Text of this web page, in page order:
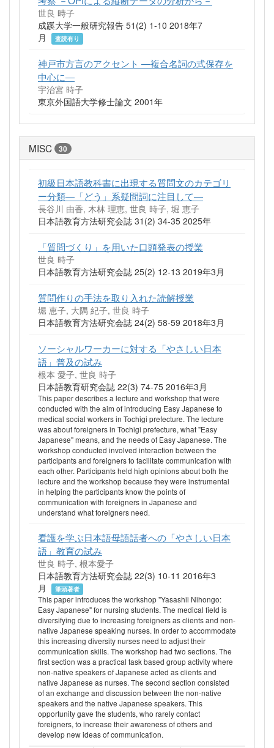
世良 時子
成蹊大学一般研究報告 51(2) 1-10 2018年7
月
査読有り
神戸市方言のアクセント ―複合名詞の式保存を
中心に―
宇治宮 時子
東京外国語大学修士論文 2001年
MISC 30
初級日本語教科書に出現する質問文のカテゴリ
ー分類―「どう」系疑問詞に注目して―
長谷川 由香, 木林 理恵, 世良 時子, 堀 恵子
日本語教育方法研究会誌 31(2) 34-35 2025年
「質問づくり」を用いた口頭発表の授業
世良 時子
日本語教育方法研究会誌 25(2) 12-13 2019年3月
質問作りの手法を取り入れた読解授業
堀 恵子, 大隅 紀子, 世良 時子
日本語教育方法研究会誌 24(2) 58-59 2018年3月
ソーシャルワーカーに対する「やさしい日本
語」普及の試み
根本 愛子, 世良 時子
日本語教育研究会誌 22(3) 74-75 2016年3月
This paper describes a lecture and workshop that were
conducted with the aim of introducing Easy Japanese to
medical social workers in Tochigi prefecture. The lecture
was about foreigners in Tochigi prefecture, what "Easy
Japanese" means, and the needs of Easy Japanese. The
workshop conducted involved interaction between the
participants and foreigners to facilitate communication with
each other. Participants held high opinions about both the
lecture and the workshop because they were instrumental
in helping the participants know the points of
communication with foreigners in Japanese and
understand what foreigners need.
看護を学ぶ日本語母語話者への「やさしい日本
語」教育の試み
世良 時子, 根本愛子
日本語教育方法研究会誌 22(3) 10-11 2016年3
月
筆頭著者
This paper introduces the workshop "Yasashii Nihongo:
Easy Japanese" for nursing students. The medical field is
diversifying due to increasing foreigners as clients and non-
native Japanese speaking nurses. In order to accommodate
this increasing diversity nurses need to adjust their
communication skills. The workshop had two sections. The
first section was a practical task based group activity where
non-native speakers of Japanese acted as clients and
native Japanese as nurses. The second section consisted
of an exchange and discussion between the non-native
speakers and the native Japanese speakers. This
opportunity gave the students, who rarely contact
foreigners, to increase their awareness of others and
develop new ideas of communication.